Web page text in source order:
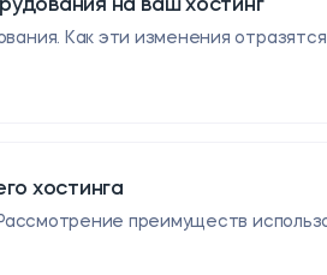
хостинга
преимуществ
на ваш хостинг
Как эти изменения